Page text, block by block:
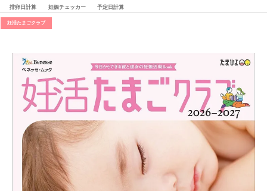
排卵日計算 妊娠チェッカー 予定日計算
妊活たまごクラブ